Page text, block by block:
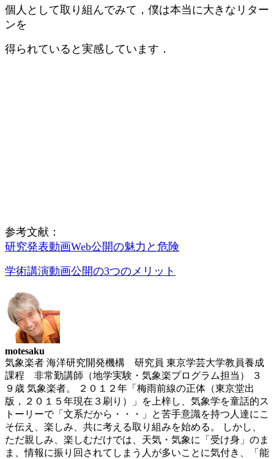
個人として取り組んでみて，僕は本当に大きなリター
ンを
得られていると実感しています．
参考文献：
研究発表動画Web公開の魅力と危険
学術講演動画公開の3つのメリット
motesaku
気象楽者 海洋研究開発機構 研究員 東京学芸大学教員養成
課程 非常勤講師（地学実験・気象楽プログラム担当） ３
９歳 気象楽者。 ２０１２年「梅雨前線の正体（東京堂出
版，２０１５年現在３刷り）」を上梓し、気象学を童話的ス
トーリーで「文系だから・・・」と苦手意識を持つ人達にこ
そ伝え、楽しみ、共に考える取り組みを始める。 しかし、
ただ親しみ、楽しむだけでは、天気・気象に「受け身」のま
ま、情報に振り回されてしまう人が多いことに気付き、「能